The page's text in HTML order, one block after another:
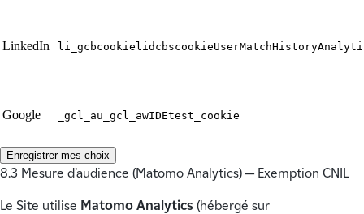
LinkedIn li_gc bcookie lidc bscookieUserMatchHistory
Google _gcl_au _gcl_awIDEtest_cookie
Enregistrer mes choix
8.3 Mesure d’audience (Matomo Analytics) — Exemption CNIL
Le Site utilise Matomo Analytics (hébergé sur